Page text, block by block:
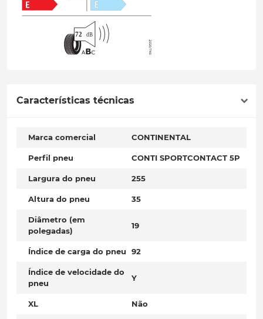
Características técnicas
Marca comercial CONTINENTAL
Perfil pneu CONTI SPORTCONTACT 5P
Largura do pneu 255
Altura do pneu 35
Diâmetro (em
polegadas)
19
Índice de carga do pneu 92
Índice de velocidade do
pneu
Y
XL Não